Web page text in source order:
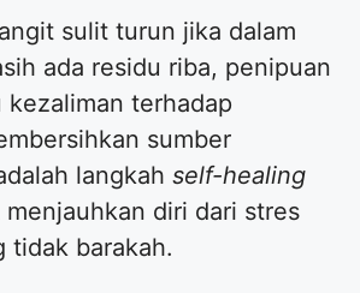
sulit turun jika dalam
ada residu riba, penipuan
kezaliman terhadap
sumber
langkah self-healing
diri dari stres
tidak barakah.